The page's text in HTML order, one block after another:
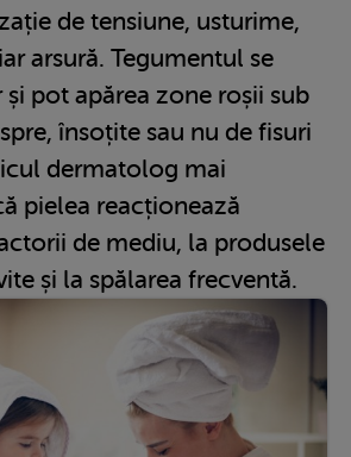
de tensiune, usturime,
arsură. Tegumentul se
pot apărea zone roșii sub
însoțite sau nu de fisuri
dermatolog mai
pielea reacționează
de mediu, la produsele
și la spălarea frecventă.